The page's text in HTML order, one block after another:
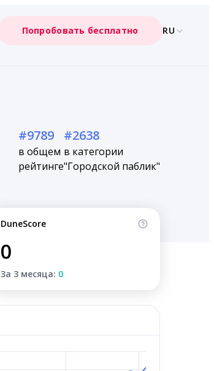
Попробовать бесплатно RU
#9789
в общем
рейтинге
#2638
в категории
"Городской паблик"
DuneScore
0
За 3 месяца: 0